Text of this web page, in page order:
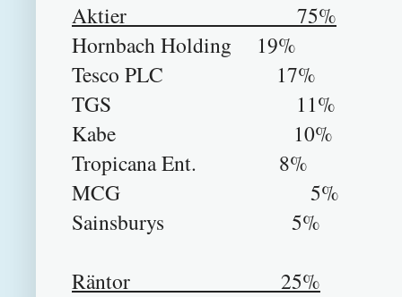
Aktier 75%
Hornbach Holding 19%
Tesco PLC 17%
TGS 11%
Kabe 10%
Tropicana Ent. 8%
MCG 5%
Sainsburys 5%
Räntor 25%